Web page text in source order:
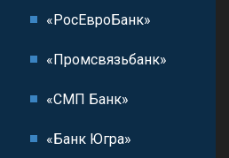
«РосЕвроБанк»
«Промсвязьбанк»
«СМП Банк»
«Банк Югра»